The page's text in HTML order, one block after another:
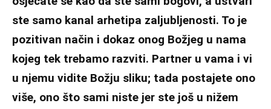
ste samo kanal arhetipa zaljubljenosti. To je
pozitivan način i dokaz onog Božjeg u nama
kojeg tek trebamo razviti. Partner u vama i vi
u njemu vidite Božju sliku; tada postajete ono
više, ono što sami niste jer ste još u nižem